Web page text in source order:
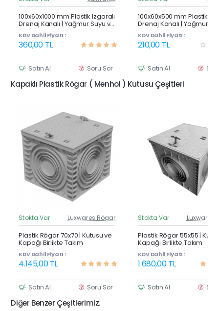
Çok Satan
100x60x1000 mm Plastik Izgaralı
Drenaj Kanalı | Yağmur Suyu ve
Havuz Kenarı Oluğu
KDV Dahil Fiyatı :
360,00 TL
Satın Al Soru Sor
100x60x500 mm Plastik
Drenaj Kanalı | Yağmur
Havuz Kenarı Oluğu
KDV Dahil Fiyatı :
210,00 TL
Satın Al
Kapaklı Plastik Rögar ( Menhol ) Kutusu Çeşitleri
Güncel Fiyat
Yeni Ürün
Stokta Var Luxwares Rögar
Plastik Rögar 70x70 | Kutusu ve
Kapağı Birlikte Takım
KDV Dahil Fiyatı :
4.145,00 TL
Satın Al Soru Sor
Stokta Var Luxwares
Plastik Rögar 55x55 |
Kapağı Birlikte Takım
KDV Dahil Fiyatı :
1.680,00 TL
Satın Al
Diğer Benzer Çeşitlerimiz.